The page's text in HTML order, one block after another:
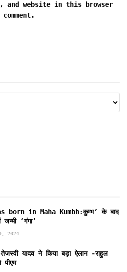
and website in this browser
born in Maha Kumbh:कुम्भ’ के बाद
‘गंगा’
2024
यादव ने किया बड़ा ऐलान -राहुल
पीएम